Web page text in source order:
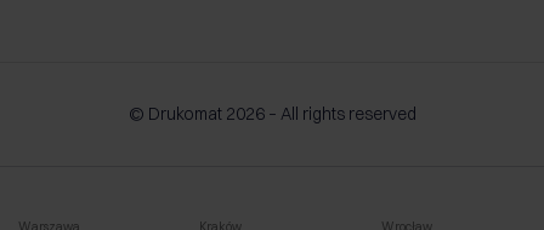
© Drukomat 2026 – All rights reserved